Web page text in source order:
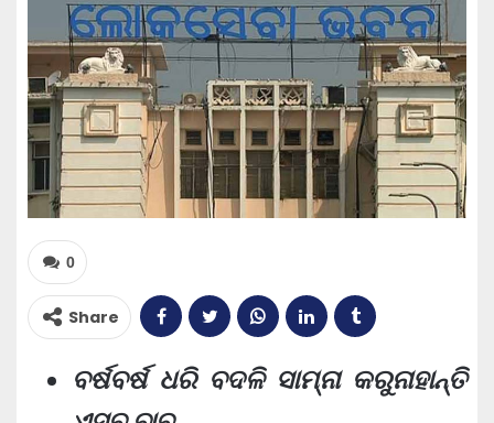
0
Share
ବର୍ଷବର୍ଷ ଧରି ବଦଳି ସାମ୍ନା କରୁନାହାନ୍ତି